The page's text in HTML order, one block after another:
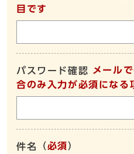
目です
パスワード確認
メール
合のみ入力が必須になる
件名 （必須）